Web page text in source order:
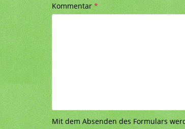
Kommentar*
Mit dem Absenden des Formulars